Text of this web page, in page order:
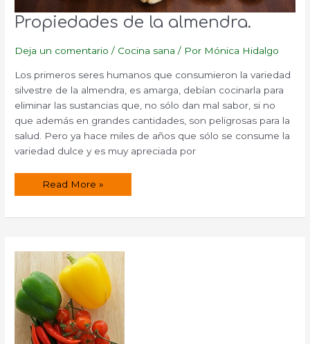
Propiedades de la almendra.
Deja un comentario / Cocina sana / Por Mónica Hidalgo
Los primeros seres humanos que consumieron la variedad
silvestre de la almendra, es amarga, debían cocinarla para
eliminar las sustancias que, no sólo dan mal sabor, si no
que además en grandes cantidades, son peligrosas para la
salud. Pero ya hace miles de años que sólo se consume la
variedad dulce y es muy apreciada por
Propiedades
Read More »